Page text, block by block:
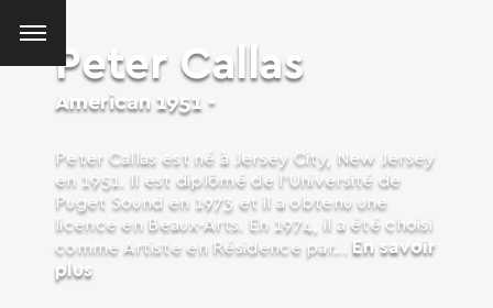
Peter Callas
American 1951 -
Peter Callas est né à Jersey City, New Jersey
en 1951. Il est diplômé de l’Université de
Puget Sound en 1973 et il a obtenu une
licence en Beaux-Arts. En 1974, il a été choisi
comme Artiste en Résidence par...En savoir
plus